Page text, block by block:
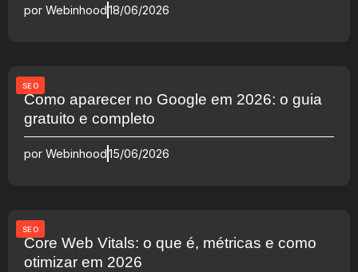
por Webinhood18/06/2026
SEO
Como aparecer no Google em 2026: o guia
gratuito e completo
por Webinhood15/06/2026
SEO
Core Web Vitals: o que é, métricas e como
otimizar em 2026